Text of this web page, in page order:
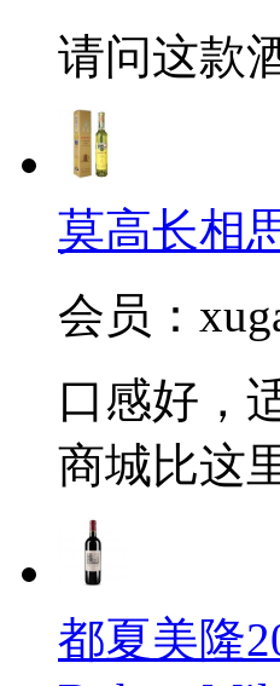
请问这款
莫高长相
会员：
口感好，
商城比这
都夏美隆